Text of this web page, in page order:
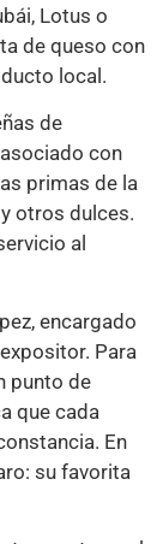
Lotus o
de queso con
local.
de
con
primas de la
otros dulces.
al
encargado
Para
punto de
que cada
En
su favorita